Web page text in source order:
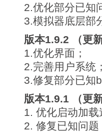
2.优化部分已知
3.模拟器底层部
版本1.9.2 （更
1.优化界面；
2.完善用户系统；
3.修复部分已知
版本1.9.1 （更
1. 优化启动加载
2. 修复已知问题